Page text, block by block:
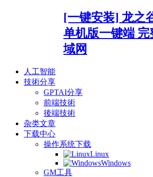
[一键安装] 龙之
单机版一键端
域网
人工智能
技術分享
GPTAI分享
前端技術
後端技術
杂类文章
下载中心
操作系统下载
Linux
Windows
GM工具